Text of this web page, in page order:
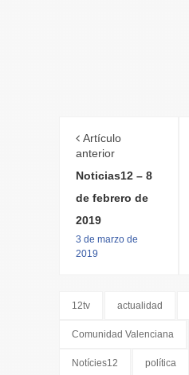
Artículo
anterior
Noticias12 – 8
de febrero de
2019
3 de marzo de
2019
12tv actualidad
Comunidad Valenciana
Notícies12 política